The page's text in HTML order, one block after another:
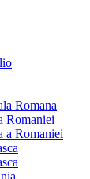
Romana
Romaniei
a Romaniei